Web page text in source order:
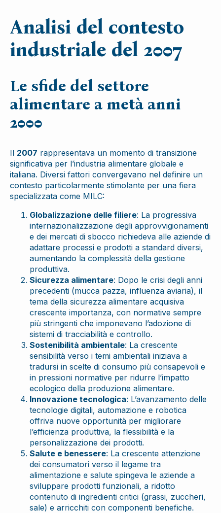
Analisi del contesto
industriale del 2007
Le sfide del settore
alimentare a metà anni
2000
Il 2007 rappresentava un momento di transizione
significativa per l’industria alimentare globale e
italiana. Diversi fattori convergevano nel definire un
contesto particolarmente stimolante per una fiera
specializzata come MILC:
Globalizzazione delle filiere: La progressiva
internazionalizzazione degli approvvigionamenti
e dei mercati di sbocco richiedeva alle aziende di
adattare processi e prodotti a standard diversi,
aumentando la complessità della gestione
produttiva.
Sicurezza alimentare: Dopo le crisi degli anni
precedenti (mucca pazza, influenza aviaria), il
tema della sicurezza alimentare acquisiva
crescente importanza, con normative sempre
più stringenti che imponevano l’adozione di
sistemi di tracciabilità e controllo.
Sostenibilità ambientale: La crescente
sensibilità verso i temi ambientali iniziava a
tradursi in scelte di consumo più consapevoli e
in pressioni normative per ridurre l’impatto
ecologico della produzione alimentare.
Innovazione tecnologica: L’avanzamento delle
tecnologie digitali, automazione e robotica
offriva nuove opportunità per migliorare
l’efficienza produttiva, la flessibilità e la
personalizzazione dei prodotti.
Salute e benessere: La crescente attenzione
dei consumatori verso il legame tra
alimentazione e salute spingeva le aziende a
sviluppare prodotti funzionali, a ridotto
contenuto di ingredienti critici (grassi, zuccheri,
sale) e arricchiti con componenti benefiche.